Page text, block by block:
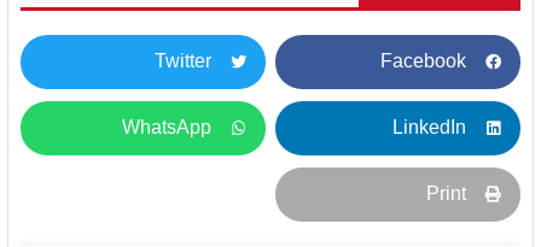
Facebook
Twitter
LinkedIn
WhatsApp
Print